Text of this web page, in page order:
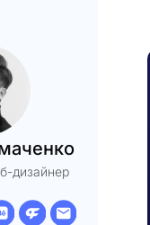
дизайнер